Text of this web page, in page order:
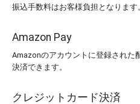
振込手数料はお客様負担となります
Amazon Pay
Amazonのアカウントに登録された
決済できます。
クレジットカード決済